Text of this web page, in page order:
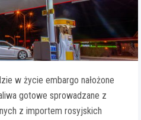
w życie embargo nałożone
gotowe sprowadzane z
z importem rosyjskich